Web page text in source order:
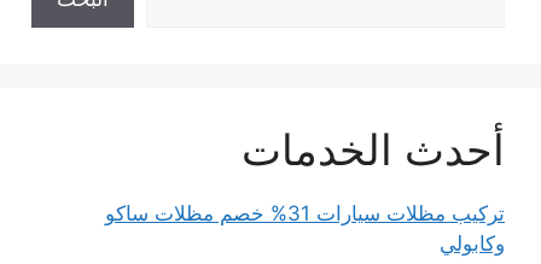
أحدث الخدمات
تركيب مظلات سيارات 31% خصم مظلات ساكو
وكابولي